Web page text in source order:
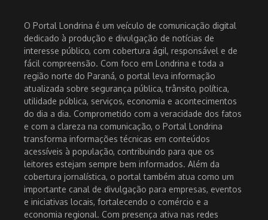
O Portal Londrina é um veículo de comunicação digital
dedicado à produção e divulgação de notícias de
interesse público, com cobertura ágil, responsável e de
fácil compreensão. Com foco em Londrina e toda a
região norte do Paraná, o portal leva informação
atualizada sobre segurança pública, trânsito, política,
utilidade pública, serviços, economia e acontecimentos
do dia a dia. Comprometido com a veracidade dos fatos
e com a clareza na comunicação, o Portal Londrina
transforma informações técnicas em conteúdos
acessíveis à população, contribuindo para que os
leitores estejam sempre bem informados. Além da
cobertura jornalística, o portal também atua como um
importante canal de divulgação para empresas, eventos
e iniciativas locais, fortalecendo o comércio e a
economia regional. Com presença ativa nas redes